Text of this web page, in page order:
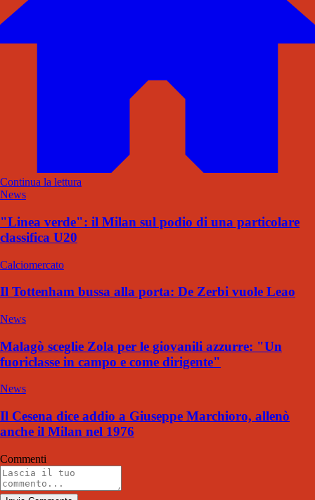
Continua la lettura
News
"Linea verde": il Milan sul podio di una particolare
classifica U20
Calciomercato
Il Tottenham bussa alla porta: De Zerbi vuole Leao
News
Malagò sceglie Zola per le giovanili azzurre: "Un
fuoriclasse in campo e come dirigente"
News
Il Cesena dice addio a Giuseppe Marchioro, allenò
anche il Milan nel 1976
Commenti